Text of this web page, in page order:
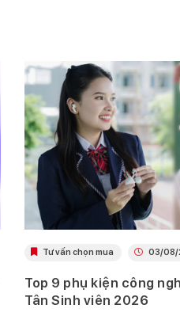
Tư vấn chọn mua 03/08/
Top 9 phụ kiện công
Tân Sinh viên 2026